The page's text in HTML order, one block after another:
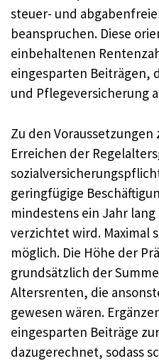
steuer- und
beanspruchen. Diese
einbehaltenen
eingesparten Beiträgen,
und Pflegeversicherung
Zu den Voraussetzungen
Erreichen der
geringfügige
mindestens ein Jahr
verzichtet wird. Maximal
möglich. Die Höhe der
grundsätzlich der
Altersrenten, die
gewesen wären.
eingesparten Beiträge
dazugerechnet, sodass